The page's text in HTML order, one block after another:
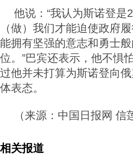
他说：“我认为斯诺登
（做）我们才能迫使政府
能拥有坚强的意志和勇士
位。”巴宾还表示，他不惧
过他并未打算为斯诺登向
体表态。
（来源：中国日报网 信
相关报道